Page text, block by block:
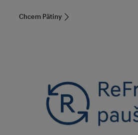
Chcem Pätiny